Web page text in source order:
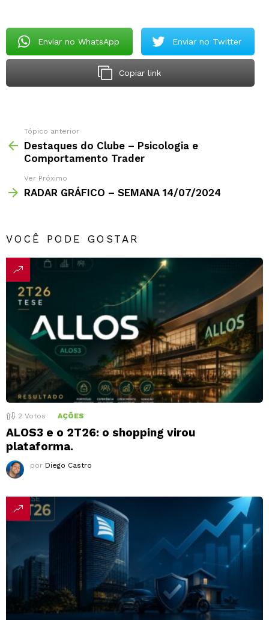
Enviar no WhatsApp Enviar no Twitter
Copiar link
Tópico anterior
Destaques do Clube – Psicologia e
Comportamento Trader
Ver Próximo
RADAR GRÁFICO – SEMANA 14/07/2024
VOCÊ PODE GOSTAR
2 Votos AÇÕES
ALOS3 e o 2T26: o shopping virou
plataforma.
por Diego Castro